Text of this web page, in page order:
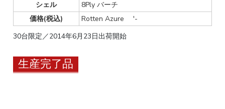
シェル
8Ply バーチ
価格(税込)
Rotten Azure
'-
30台限定／2014年6月23日出荷開始
生産完了品